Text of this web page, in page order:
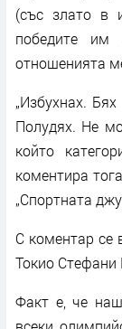
(със злато в
победите им
отношенията
„Избухнах.
Полудях. Не
който
коментира
„Спортната
С коментар се
Токио Стефани
Факт е, че